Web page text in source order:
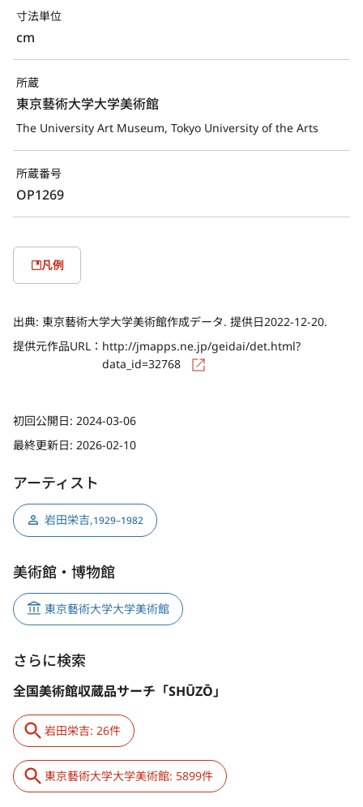
寸法単位
cm
所蔵
東京藝術大学大学美術館
The University Art Museum, Tokyo University of the Arts
所蔵番号
OP1269
凡例
出典: 東京藝術大学大学美術館作成データ. 提供日2022-12-20.
提供元作品URL： http://jmapps.ne.jp/geidai/det.html?
data_id=32768
初回公開日: 2024-03-06
最終更新日: 2026-02-10
アーティスト
岩田栄吉,1929–1982
美術館・博物館
東京藝術大学大学美術館
さらに検索
全国美術館収蔵品サーチ「SHŪZŌ」
岩田栄吉: 26件
東京藝術大学大学美術館: 5899件